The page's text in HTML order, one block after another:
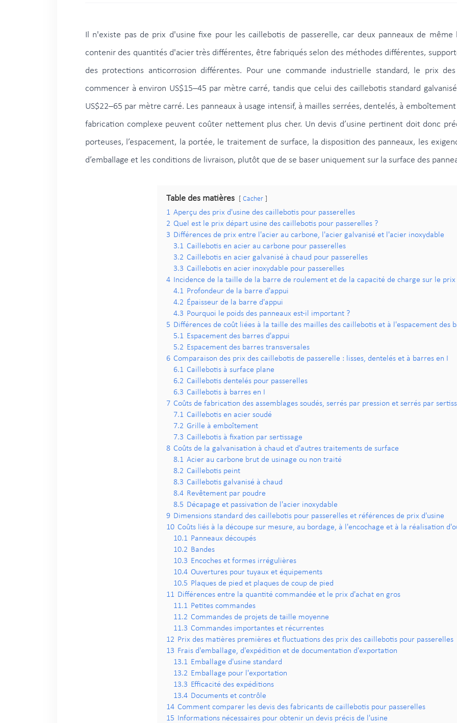
Il n'existe pas de prix d'usine fixe pour les caillebotis de passerelle, car deux panneaux de
contenir des quantités d'acier très différentes, être fabriqués selon des méthodes différentes,
des protections anticorrosion différentes. Pour une commande industrielle standard, le prix
commencer à environ US$15–45 par mètre carré, tandis que celui des caillebotis standard
US$22–65 par mètre carré. Les panneaux à usage intensif, à mailles serrées, dentelés, à
fabrication complexe peuvent coûter nettement plus cher. Un devis d’usine pertinent doit donc
porteuses, l’espacement, la portée, le traitement de surface, la disposition des panneaux, les
d’emballage et les conditions de livraison, plutôt que de se baser uniquement sur la surface des
Table des matières Cacher
1 Aperçu des prix d'usine des caillebotis pour passerelles
2 Quel est le prix départ usine des caillebotis pour passerelles ?
3 Différences de prix entre l'acier au carbone, l'acier galvanisé et l'acier inoxydable
3.1 Caillebotis en acier au carbone pour passerelles
3.2 Caillebotis en acier galvanisé à chaud pour passerelles
3.3 Caillebotis en acier inoxydable pour passerelles
4
Incidence de la taille de la barre de roulement et de la capacité de charge sur le prix
4.1 Profondeur de la barre d'appui
4.2 Épaisseur de la barre d'appui
4.3 Pourquoi le poids des panneaux est-il important ?
5 Différences de coût liées à la taille des mailles des caillebotis et à l'espacement des
5.1 Espacement des barres d'appui
5.2 Espacement des barres transversales
6 Comparaison des prix des caillebotis de passerelle : lisses, dentelés et à barres en I
6.1 Caillebotis à surface plane
6.2 Caillebotis dentelés pour passerelles
6.3 Caillebotis à barres en I
7 Coûts de fabrication des assemblages soudés, serrés par pression et serrés par
7.1 Caillebotis en acier soudé
7.2 Grille à emboîtement
7.3 Caillebotis à fixation par sertissage
8 Coûts de la galvanisation à chaud et d'autres traitements de surface
8.1 Acier au carbone brut de usinage ou non traité
8.2 Caillebotis peint
8.3 Caillebotis galvanisé à chaud
8.4 Revêtement par poudre
8.5 Décapage et passivation de l'acier inoxydable
9 Dimensions standard des caillebotis pour passerelles et références de prix d'usine
10 Coûts liés à la découpe sur mesure, au bordage, à l'encochage et à la réalisation
10.1 Panneaux découpés
10.2 Bandes
10.3 Encoches et formes irrégulières
10.4 Ouvertures pour tuyaux et équipements
10.5 Plaques de pied et plaques de coup de pied
11 Différences entre la quantité commandée et le prix d'achat en gros
11.1 Petites commandes
11.2 Commandes de projets de taille moyenne
11.3 Commandes importantes et récurrentes
12 Prix des matières premières et fluctuations des prix des caillebotis pour passerelles
13 Frais d'emballage, d'expédition et de documentation d'exportation
13.1 Emballage d'usine standard
13.2 Emballage pour l'exportation
13.3 Efficacité des expéditions
13.4 Documents et contrôle
14 Comment comparer les devis des fabricants de caillebotis pour passerelles
15
Informations nécessaires pour obtenir un devis précis de l'usine